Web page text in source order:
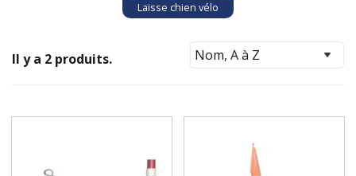
Laisse chien vélo
Il y a 2 produits.